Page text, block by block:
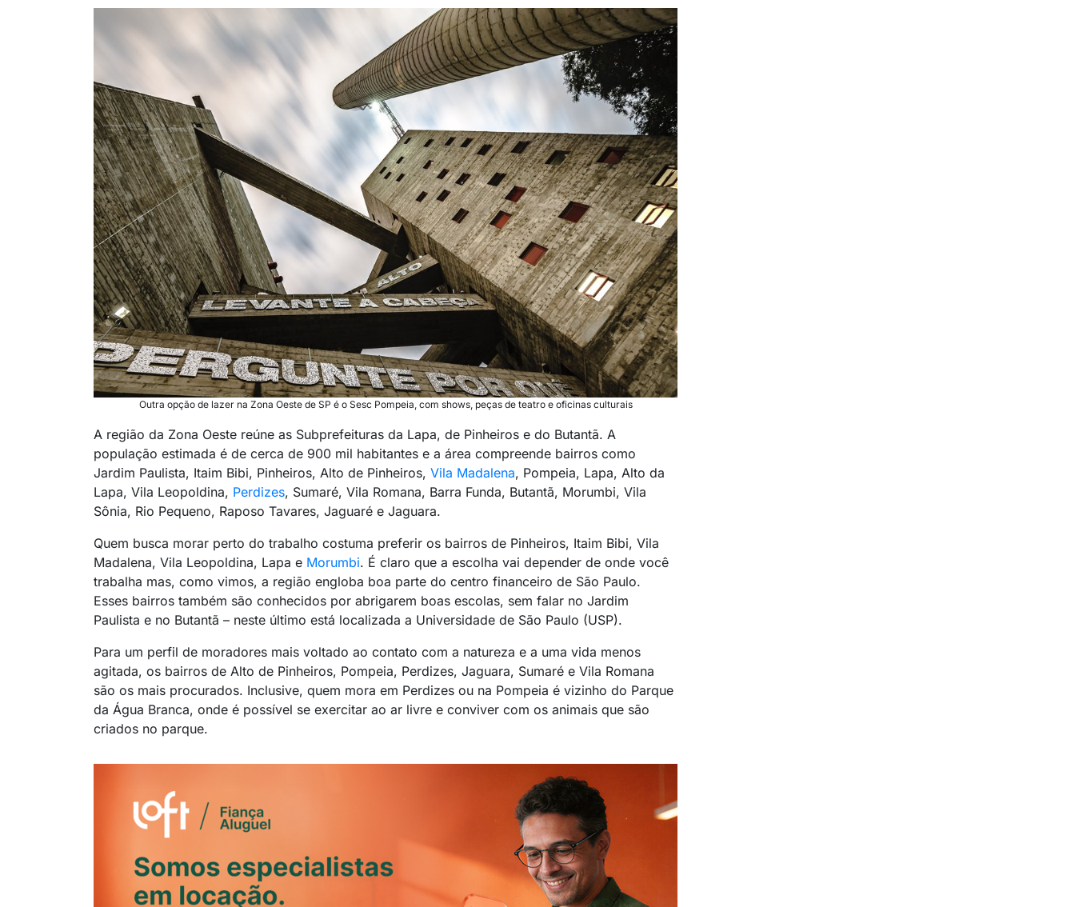
Outra opção de lazer na Zona Oeste de SP é o Sesc Pompeia, com shows, peças de teatro e oficinas culturais
A região da Zona Oeste reúne as Subprefeituras da Lapa, de Pinheiros e do Butantã. A
população estimada é de cerca de 900 mil habitantes e a área compreende bairros como
Jardim Paulista, Itaim Bibi, Pinheiros, Alto de Pinheiros, Vila Madalena, Pompeia, Lapa, Alto da
Lapa, Vila Leopoldina, Perdizes, Sumaré, Vila Romana, Barra Funda, Butantã, Morumbi, Vila
Sônia, Rio Pequeno, Raposo Tavares, Jaguaré e Jaguara.
Quem busca morar perto do trabalho costuma preferir os bairros de Pinheiros, Itaim Bibi, Vila
Madalena, Vila Leopoldina, Lapa e Morumbi. É claro que a escolha vai depender de onde você
trabalha mas, como vimos, a região engloba boa parte do centro financeiro de São Paulo.
Esses bairros também são conhecidos por abrigarem boas escolas, sem falar no Jardim
Paulista e no Butantã – neste último está localizada a Universidade de São Paulo (USP).
Para um perfil de moradores mais voltado ao contato com a natureza e a uma vida menos
agitada, os bairros de Alto de Pinheiros, Pompeia, Perdizes, Jaguara, Sumaré e Vila Romana
são os mais procurados. Inclusive, quem mora em Perdizes ou na Pompeia é vizinho do Parque
da Água Branca, onde é possível se exercitar ao ar livre e conviver com os animais que são
criados no parque.